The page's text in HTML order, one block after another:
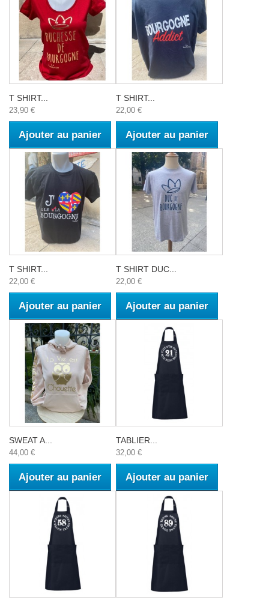
T SHIRT...
23,90 €
Ajouter au panier
T SHIRT...
22,00 €
Ajouter au panier
T SHIRT...
22,00 €
Ajouter au panier
T SHIRT DUC...
22,00 €
Ajouter au panier
SWEAT A...
44,00 €
Ajouter au panier
TABLIER...
32,00 €
Ajouter au panier